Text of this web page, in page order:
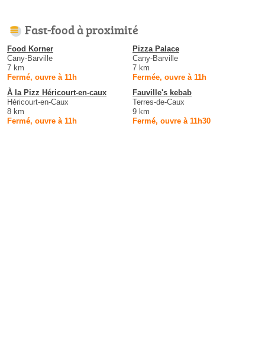
Fast-food à proximité
Food Korner
Cany-Barville
7 km
Fermé, ouvre à 11h
Pizza Palace
Cany-Barville
7 km
Fermée, ouvre à 11h
À la Pizz Héricourt-en-caux
Héricourt-en-Caux
8 km
Fermé, ouvre à 11h
Fauville's kebab
Terres-de-Caux
9 km
Fermé, ouvre à 11h30